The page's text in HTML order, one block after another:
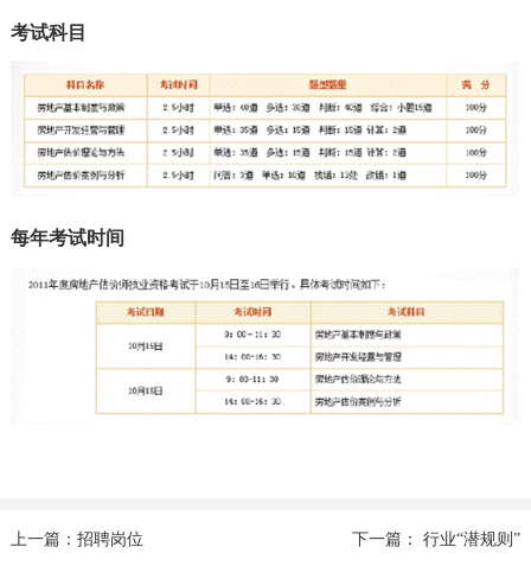
考试科目
每年考试时间
上一篇：招聘岗位 下一篇： 行业“潜规则”